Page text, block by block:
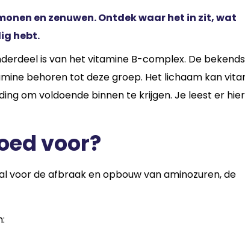
en zenuwen. Ontdek waar het in zit, wat
hebt.
is van het vitamine B-complex. De
behoren tot deze groep. Het lichaam kan
om voldoende binnen te krijgen. Je leest er
voor?
voor de afbraak en opbouw van aminozuren, de